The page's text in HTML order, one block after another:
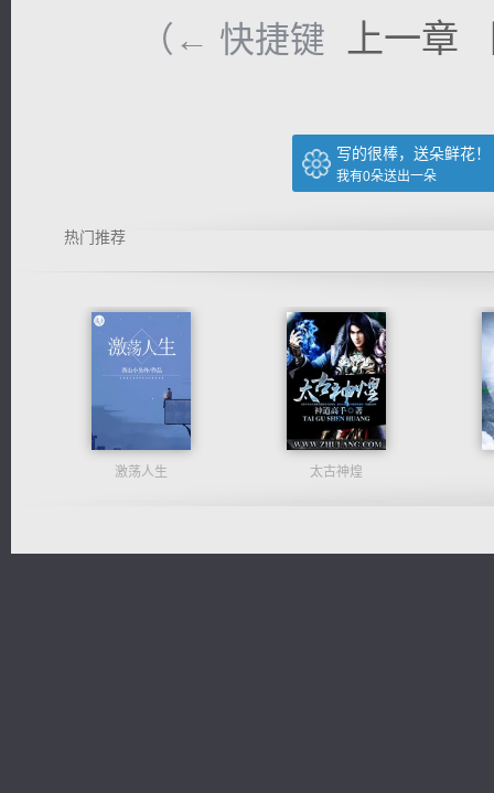
（← 快捷键 上一章
写的很棒，送朵鲜花！
我有0朵送出一朵
热门推荐
激荡人生 太古神煌